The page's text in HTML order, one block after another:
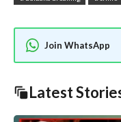
Join WhatsApp
Latest